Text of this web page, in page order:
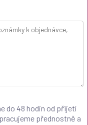
do 48 hodin od přijetí
přednostně a